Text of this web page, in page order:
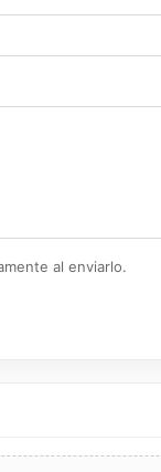
al enviarlo.